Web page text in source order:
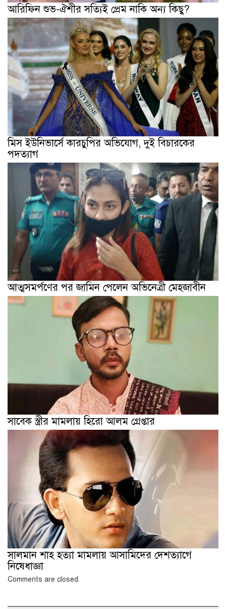
আরিফিন শুভ-ঐশীর সত্যিই প্রেম নাকি অন্য কিছু?
মিস ইউনিভার্সে কারচুপির অভিযোগ, দুই বিচারকের
পদত্যাগ
আত্মসমর্পণের পর জামিন পেলেন অভিনেত্রী মেহজাবীন
সাবেক স্ত্রীর মামলায় হিরো আলম গ্রেপ্তার
সালমান শাহ হত্যা মামলায় আসামিদের দেশত্যাগে
নিষেধাজ্ঞা
Comments are closed.